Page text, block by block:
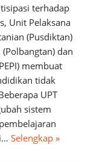
terhadap
Unit Pelaksana
(Pusdiktan)
dan
membuat
tidak
UPT
sistem
Selengkap »